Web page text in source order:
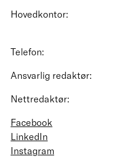
Hovedkontor:
Telefon:
Ansvarlig redaktør:
Nettredaktør:
Facebook
LinkedIn
Instagram